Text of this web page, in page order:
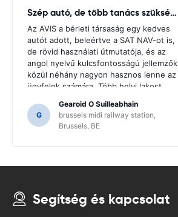
Szép autó, de több tanács szükséges
Az AVIS a bérleti társaság egy kedves
autót adott, beleértve a SAT NAV-ot is,
de rövid használati útmutatója, és az
angol nyelvű kulcsfontosságú jellemzők
közül néhány nagyon hasznos lenne az
ügyfelek számára. Több helyi lakost
erre a következtetésre jutottunk a SAT
NAV funkcióinak.
G
Gearoid O Suilleabhain
brussels midi railway station,
Brussels, BE
Segítség és kapcsolat